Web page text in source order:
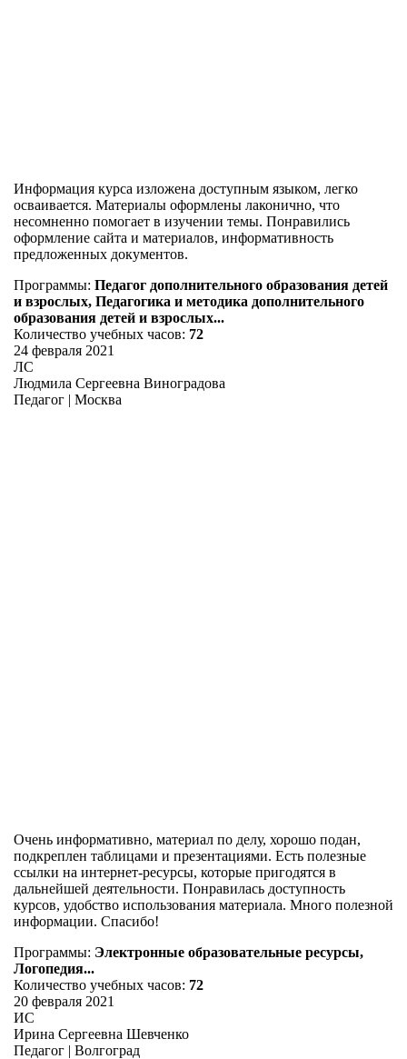
Информация курса изложена доступным языком, легко
осваивается. Материалы оформлены лаконично, что
несомненно помогает в изучении темы. Понравились
оформление сайта и материалов, информативность
предложенных документов.
Программы: Педагог дополнительного образования детей
и взрослых, Педагогика и методика дополнительного
образования детей и взрослых...
Количество учебных часов: 72
24 февраля 2021
ЛС
Людмила Сергеевна Виноградова
Педагог | Москва
Очень информативно, материал по делу, хорошо подан,
подкреплен таблицами и презентациями. Есть полезные
ссылки на интернет-ресурсы, которые пригодятся в
дальнейшей деятельности. Понравилась доступность
курсов, удобство использования материала. Много полезной
информации. Спасибо!
Программы: Электронные образовательные ресурсы,
Логопедия...
Количество учебных часов: 72
20 февраля 2021
ИС
Ирина Сергеевна Шевченко
Педагог | Волгоград